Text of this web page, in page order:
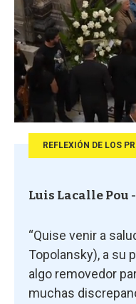
REFLEXIÓN DE LOS
Luis Lacalle Pou
“Quise venir a
Topolansky), a su
algo removedor
muchas